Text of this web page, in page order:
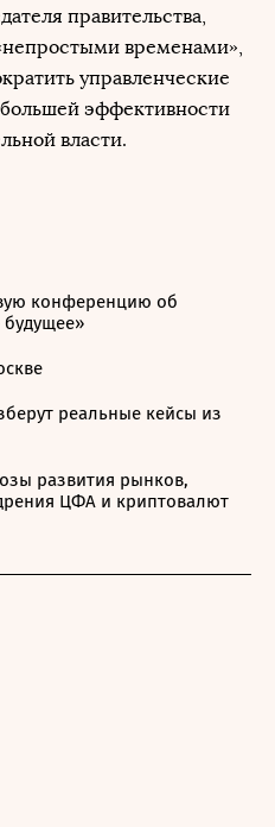
правительства,
временами»,
управленческие
эффективности
власти.
конференцию об
реальные кейсы из
развития рынков,
ЦФА и криптовалют